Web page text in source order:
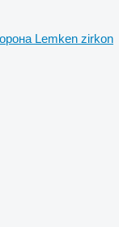
Lemken zirkon